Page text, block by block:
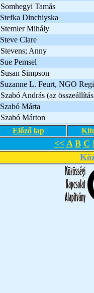
Somhegyi Tamás
Stefka Dinchiyska
Stemler Mihály
Steve Clare
Stevens; Anny
Sue Pemsel
Susan Simpson
Suzanne L. Feurt, NGO
Szabó András (az
Szabó Márta
Szabó Márton
Előző lap
<< A B C